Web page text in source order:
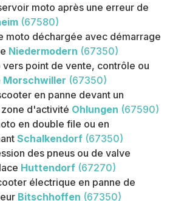
moto après une erreur de
(67580)
moto déchargée avec démarrage
Niedermodern (67350)
point de vente, contrôle ou
Morschwiller (67350)
en panne devant un
d'activité Ohlungen (67590)
en double file ou en
Schalkendorf (67350)
des pneus ou de valve
Huttendorf (67270)
électrique en panne de
Bitschhoffen (67350)